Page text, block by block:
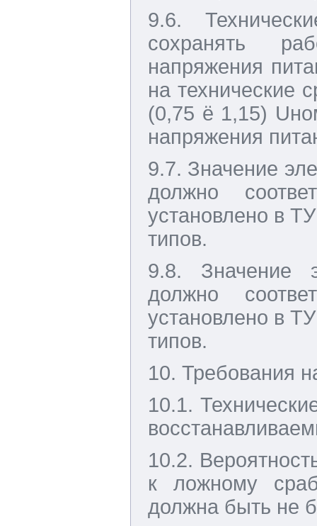
9.6.
сохранять
напряжения
на технические
(0,75 ё 1,15)
напряжения
9.7. Значение
должно
установлено в
типов.
9.8. Значение
должно
установлено в
типов.
10. Требования
10.1.
10.2.
к ложному
должна быть не